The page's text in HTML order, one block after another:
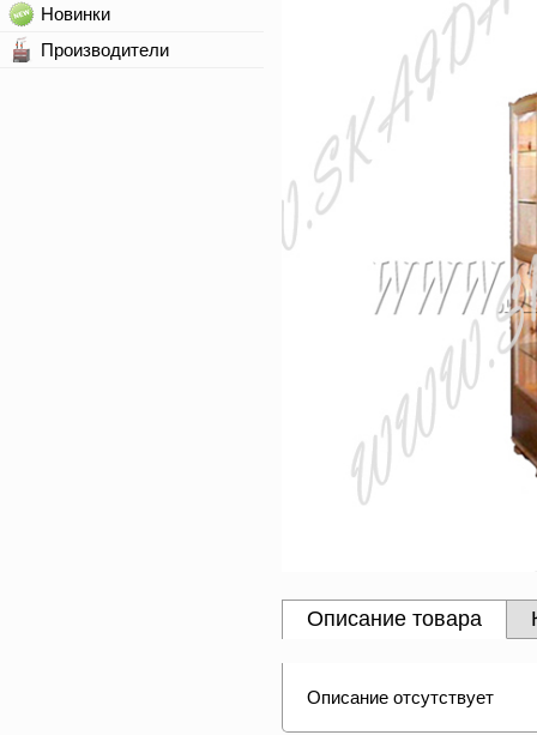
Новинки
Производители
Описание товара
Описание отсутствует